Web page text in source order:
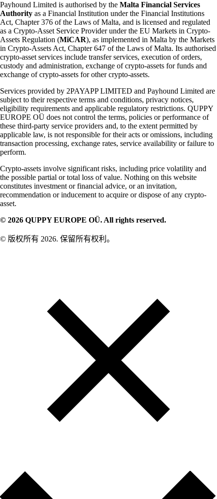
Payhound Limited is authorised by the Malta Financial Services
Authority as a Financial Institution under the Financial Institutions
Act, Chapter 376 of the Laws of Malta, and is licensed and regulated
as a Crypto-Asset Service Provider under the EU Markets in Crypto-
Assets Regulation (MiCAR), as implemented in Malta by the Markets
in Crypto-Assets Act, Chapter 647 of the Laws of Malta. Its authorised
crypto-asset services include transfer services, execution of orders,
custody and administration, exchange of crypto-assets for funds and
exchange of crypto-assets for other crypto-assets.
Services provided by 2PAYAPP LIMITED and Payhound Limited are
subject to their respective terms and conditions, privacy notices,
eligibility requirements and applicable regulatory restrictions. QUPPY
EUROPE OÜ does not control the terms, policies or performance of
these third-party service providers and, to the extent permitted by
applicable law, is not responsible for their acts or omissions, including
transaction processing, exchange rates, service availability or failure to
perform.
Crypto-assets involve significant risks, including price volatility and
the possible partial or total loss of value. Nothing on this website
constitutes investment or financial advice, or an invitation,
recommendation or inducement to acquire or dispose of any crypto-
asset.
© 2026 QUPPY EUROPE OÜ. All rights reserved.
© 版权所有 2026. 保留所有权利。